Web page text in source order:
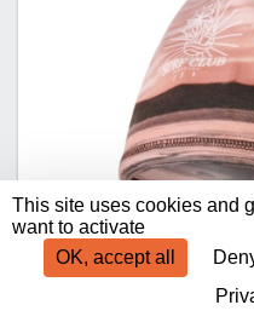
BONNET EN RPET
This site uses cookies and
want to activate
OK, accept all